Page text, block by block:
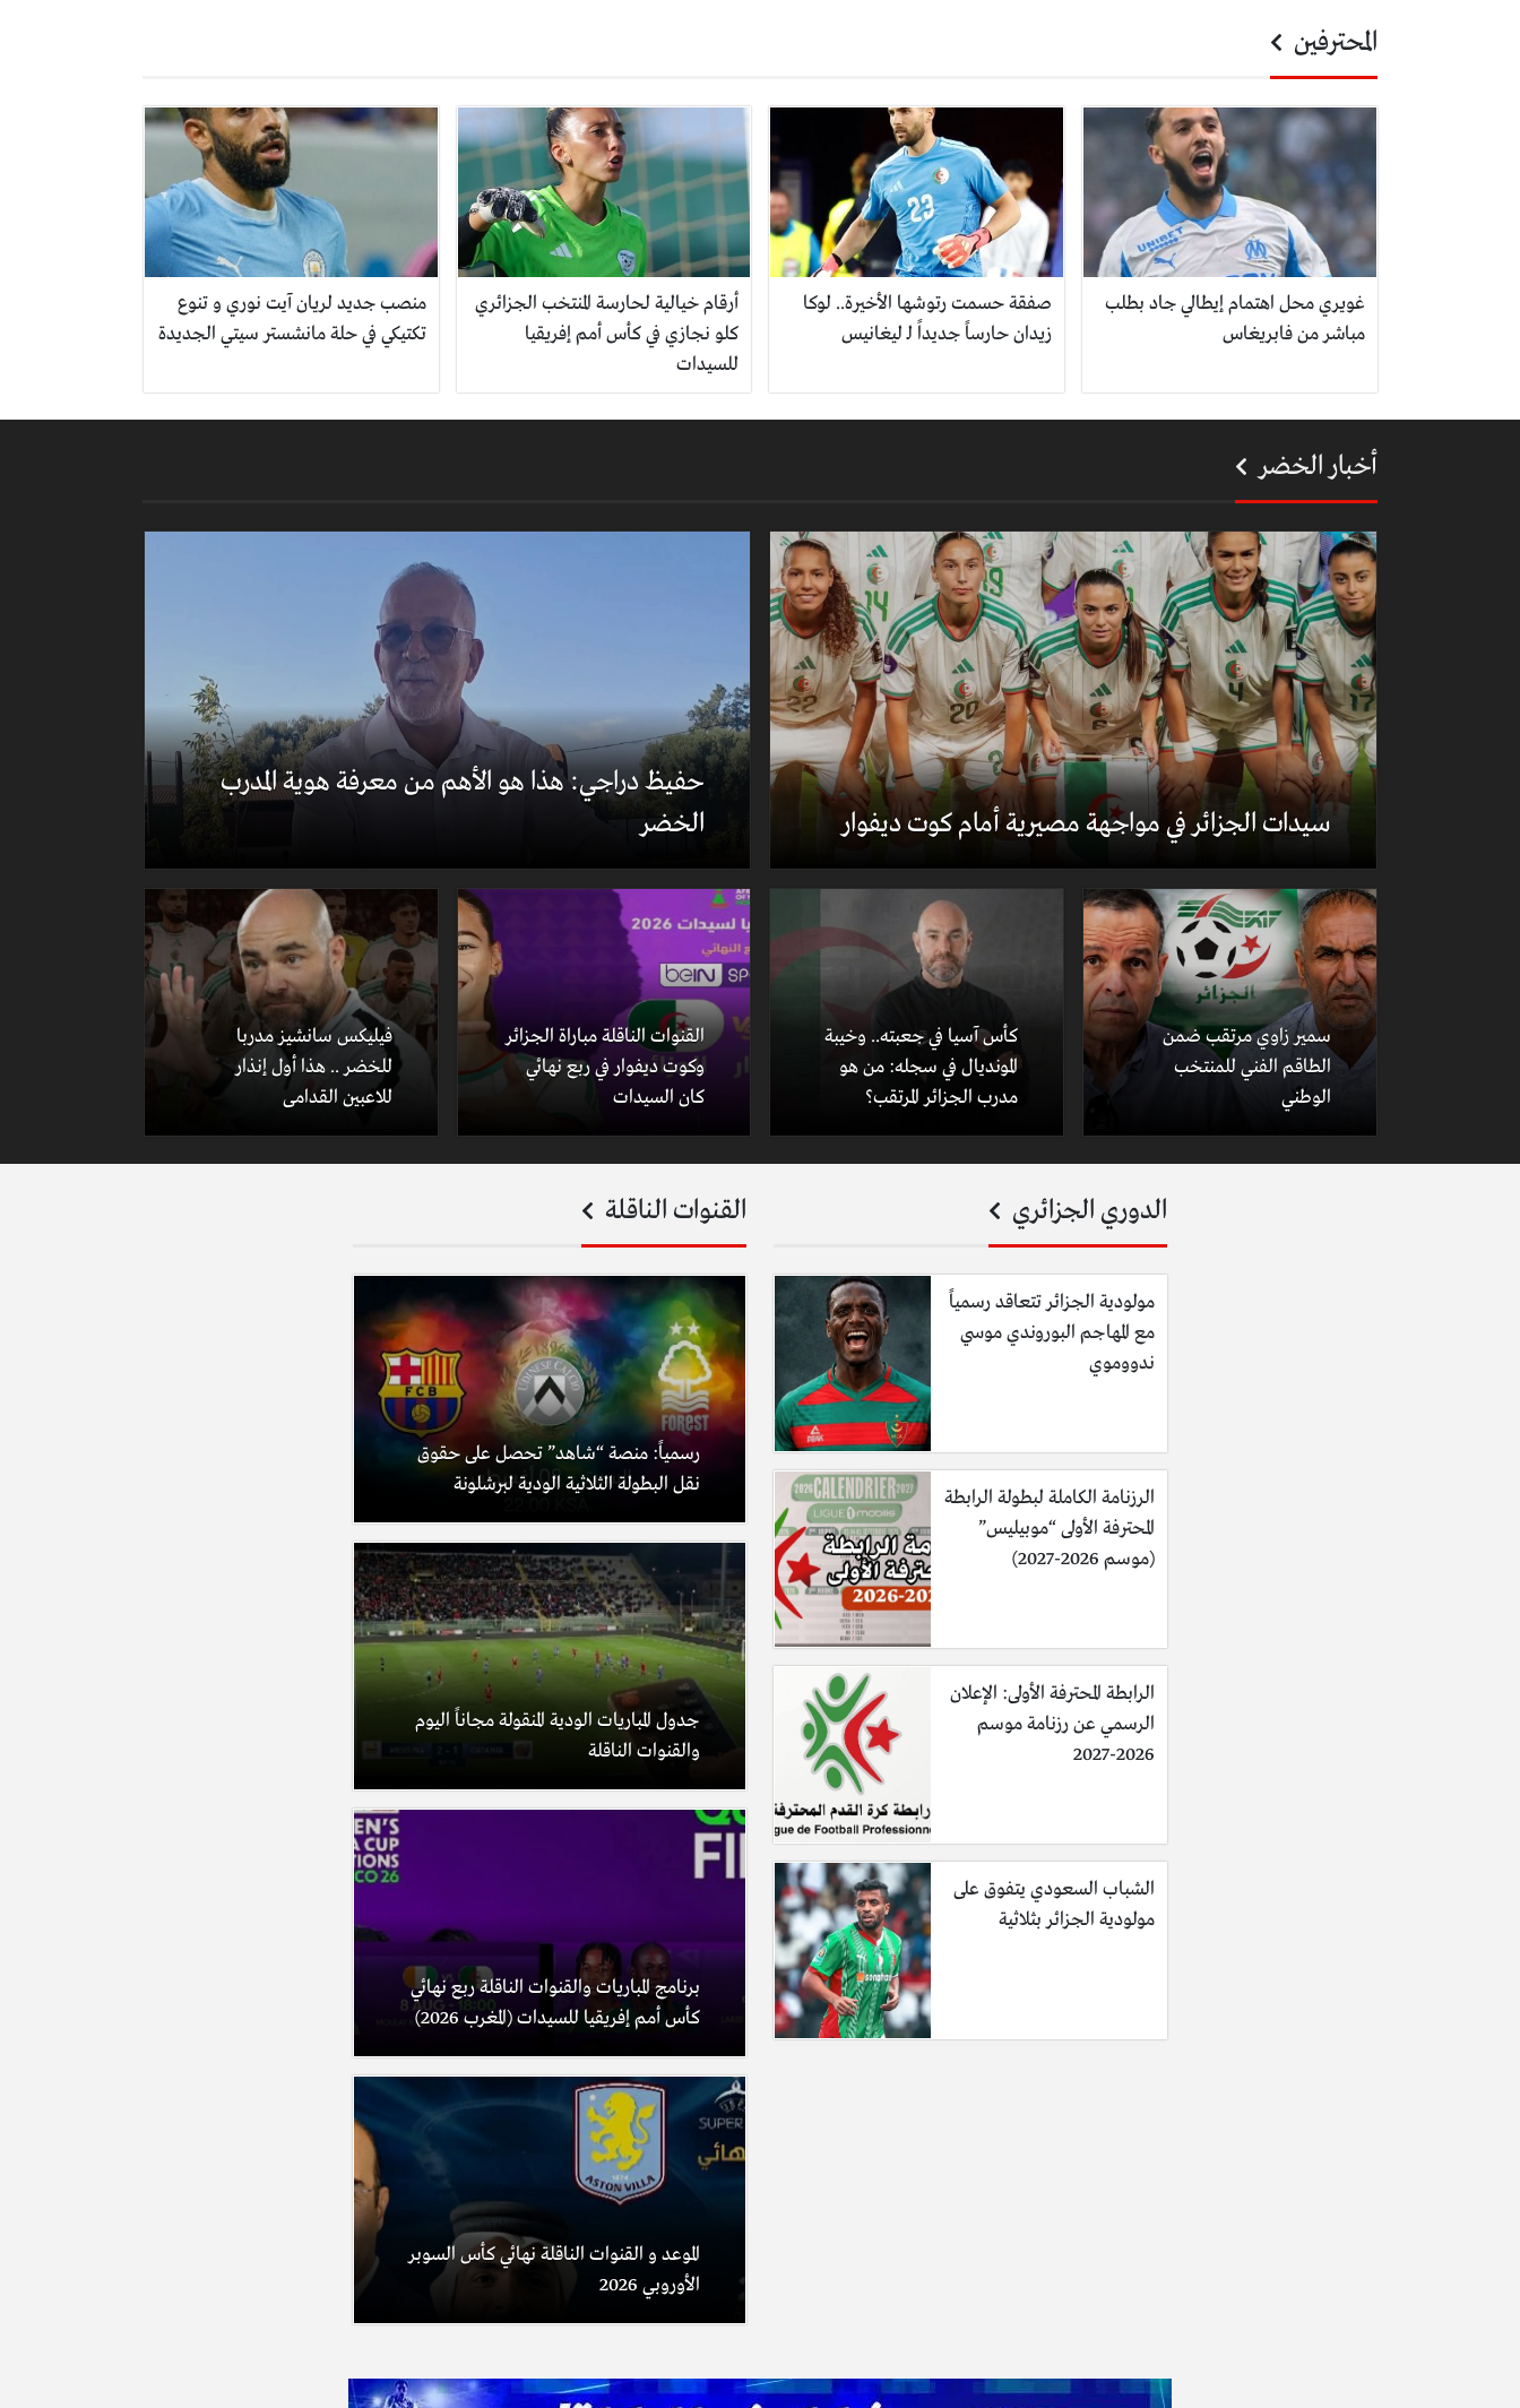
المحترفين
غويري محل اهتمام إيطالي جاد بطلب
مباشر من فابريغاس
صفقة حسمت رتوشها الأخيرة.. لوكا
زيدان حارساً جديداً لـ ليغانيس
أرقام خيالية لحارسة المنتخب الجزائري
كلو نجازي في كأس أمم إفريقيا
للسيدات
منصب جديد لريان آيت نوري و تنوع
تكتيكي في حلة مانشستر سيتي الجديدة
أخبار الخضر
سيدات الجزائر في مواجهة مصيرية أمام كوت ديفوار
حفيظ دراجي: هذا هو الأهم من معرفة هوية المدرب
الخضر
سمير زاوي مرتقب ضمن
الطاقم الفني للمنتخب
الوطني
كأس آسيا في جعبته.. وخيبة
المونديال في سجله: من هو
مدرب الجزائر المرتقب؟
القنوات الناقلة مباراة الجزائر
وكوت ديفوار في ربع نهائي
كان السيدات
فيليكس سانشيز مدربا
للخضر .. هذا أول إنذار
للاعبين القدامى
الدوري الجزائري
مولودية الجزائر تتعاقد رسمياً
مع المهاجم البوروندي موسي
ندووموي
الرزنامة الكاملة لبطولة الرابطة
المحترفة الأولى “موبيليس”
(موسم 2026-2027)
الرابطة المحترفة الأولى: الإعلان
الرسمي عن رزنامة موسم
2026-2027
الشباب السعودي يتفوق على
مولودية الجزائر بثلاثية
القنوات الناقلة
رسمياً: منصة “شاهد” تحصل على حقوق
نقل البطولة الثلاثية الودية لبرشلونة
جدول المباريات الودية المنقولة مجاناً اليوم
والقنوات الناقلة
برنامج المباريات والقنوات الناقلة ربع نهائي
كأس أمم إفريقيا للسيدات (المغرب 2026)
الموعد و القنوات الناقلة نهائي كأس السوبر
الأوروبي 2026